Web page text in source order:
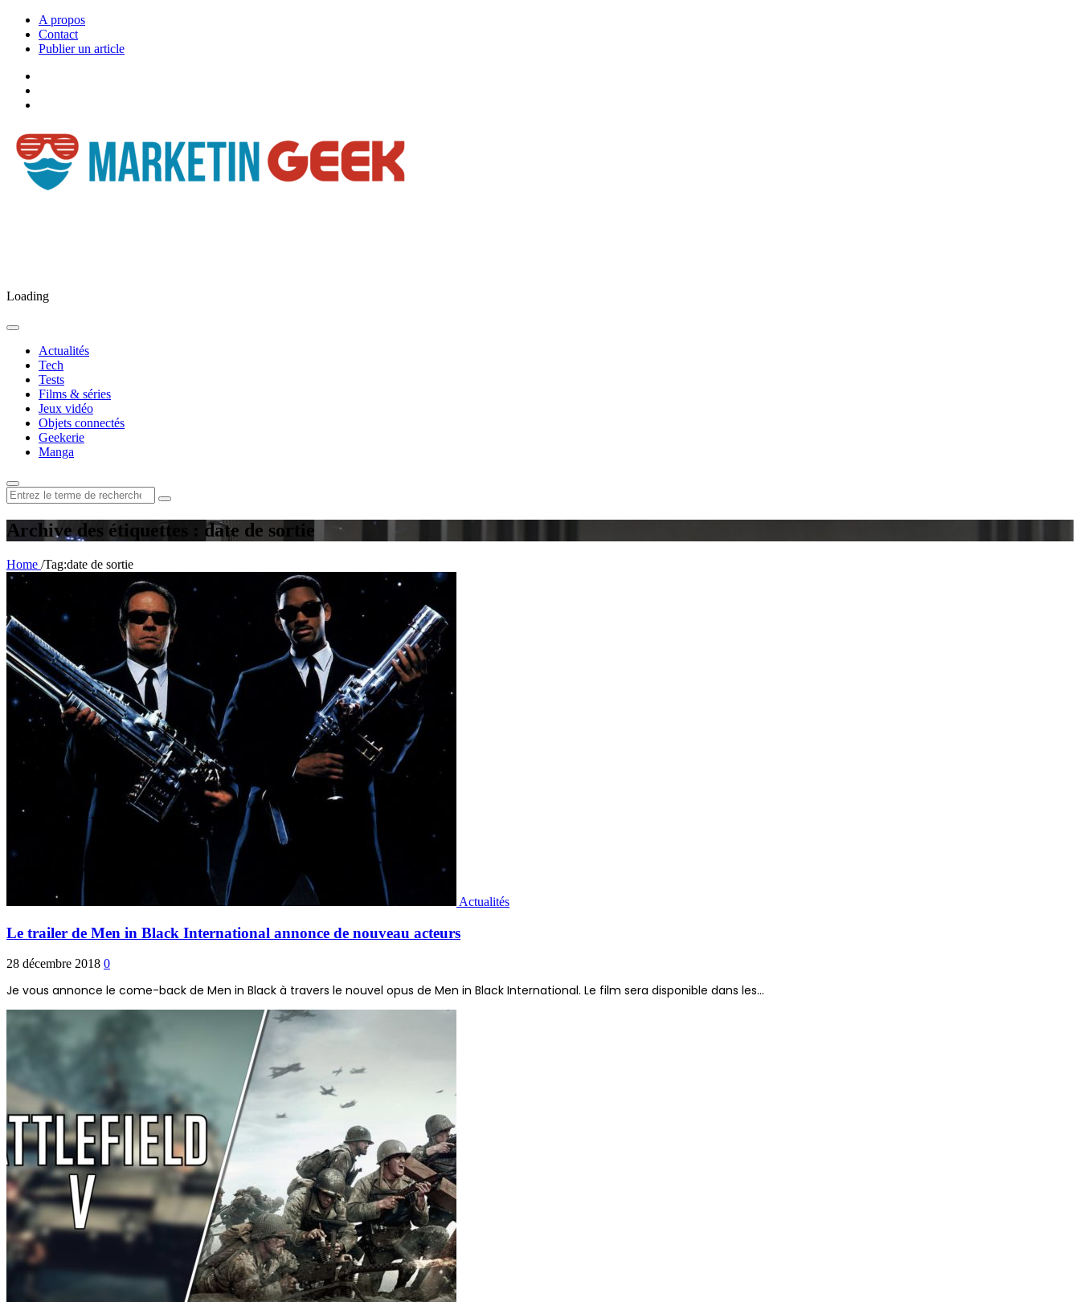
A propos
Contact
Publier un article
Loading
Actualités
Tech
Tests
Films & séries
Jeux vidéo
Objets connectés
Geekerie
Manga
Rechercher
:
Archive des étiquettes : date de sortie
Home /Tag:date de sortie
Actualités
Le trailer de Men in Black International annonce de nouveau acteurs
28 décembre 2018 0
Je vous annonce le come-back de Men in Black à travers le nouvel opus de Men in Black International. Le film sera disponible dans les…